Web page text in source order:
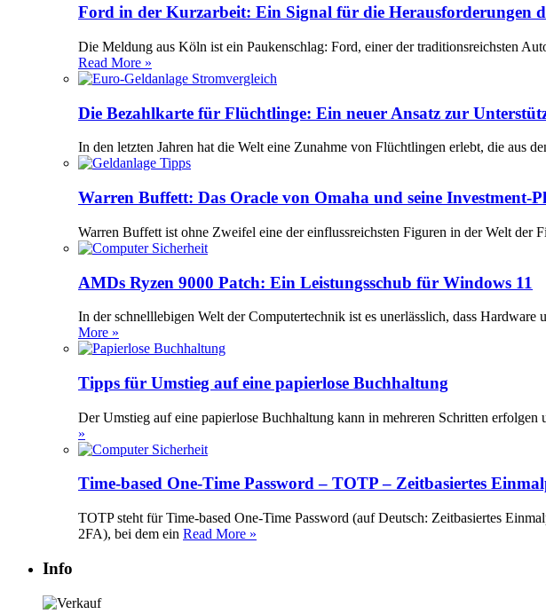
Ford in der Kurzarbeit: Ein Signal für die Herausforderungen
Die Meldung aus Köln ist ein Paukenschlag: Ford, einer der traditionsreichsten
Read More »
Die Bezahlkarte für Flüchtlinge: Ein neuer Ansatz zur
In den letzten Jahren hat die Welt eine Zunahme von Flüchtlingen erlebt, die aus
Warren Buffett: Das Oracle von Omaha und seine Investment-
Warren Buffett ist ohne Zweifel eine der einflussreichsten Figuren in der Welt der
AMDs Ryzen 9000 Patch: Ein Leistungsschub für Windows 11
In der schnelllebigen Welt der Computertechnik ist es unerlässlich, dass
More »
Tipps für Umstieg auf eine papierlose Buchhaltung
Der Umstieg auf eine papierlose Buchhaltung kann in mehreren Schritten
»
Time-based One-Time Password – TOTP – Zeitbasiertes
TOTP steht für Time-based One-Time Password (auf Deutsch: Zeitbasiertes
2FA), bei dem ein Read More »
Info